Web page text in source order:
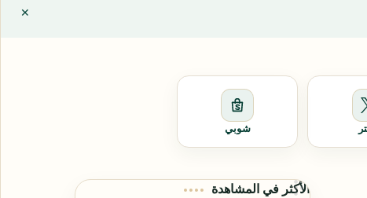
شوبي
الأكثر في المشاهدة